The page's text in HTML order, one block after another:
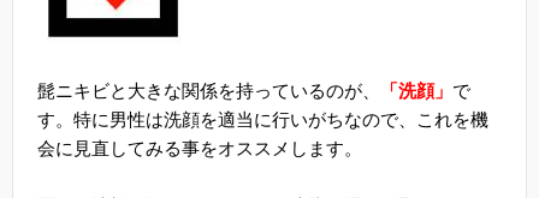
髭ニキビと大きな関係を持っているのが、 「洗顔」 で
す。特に男性は洗顔を適当に行いがちなので、これを機
会に見直してみる事をオススメします。